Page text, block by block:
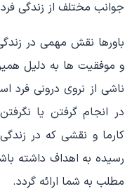
جوانب مختلف از زندگی
باورها نقش مهمی در
و موفقیت ها به دلیل
ناشی از نروی درونی فرد
در انجام گرفتن یا
کارما و نقشی که در
رسیده به اهداف داشته
مطلب به شما ارائه گردد.